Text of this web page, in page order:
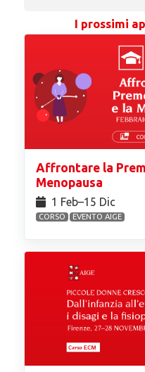
I prossimi
Affrontare la
Menopausa
1 Feb⁠–15 Dic
CORSO EVENTO AIGE